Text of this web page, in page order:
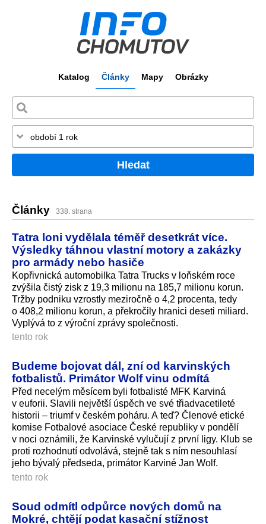
Katalog Články Mapy Obrázky
Hledat
Články 338. strana
Tatra loni vydělala téměř desetkrát více.
Výsledky táhnou vlastní motory a zakázky
pro armády nebo hasiče
Kopřivnická automobilka Tatra Trucks v loňském roce
zvýšila čistý zisk z 19,3 milionu na 185,7 milionu korun.
Tržby podniku vzrostly meziročně o 4,2 procenta, tedy
o 408,2 milionu korun, a překročily hranici deseti miliard.
Vyplývá to z výroční zprávy společnosti.
tento rok
Budeme bojovat dál, zní od karvinských
fotbalistů. Primátor Wolf vinu odmítá
Před necelým měsícem byli fotbalisté MFK Karviná
v euforii. Slavili největší úspěch ve své třiadvacetileté
historii – triumf v českém poháru. A teď? Členové etické
komise Fotbalové asociace České republiky v pondělí
v noci oznámili, že Karvinské vylučují z první ligy. Klub se
proti rozhodnutí odvolává, stejně tak s ním nesouhlasí
jeho bývalý předseda, primátor Karviné Jan Wolf.
tento rok
Soud odmítl odpůrce nových domů na
Mokré, chtějí podat kasační stížnost